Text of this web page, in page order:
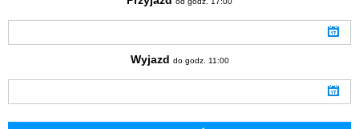
Wyjazd do godz. 11:00